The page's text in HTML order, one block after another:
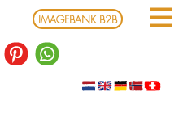
IMAGEBANK B2B